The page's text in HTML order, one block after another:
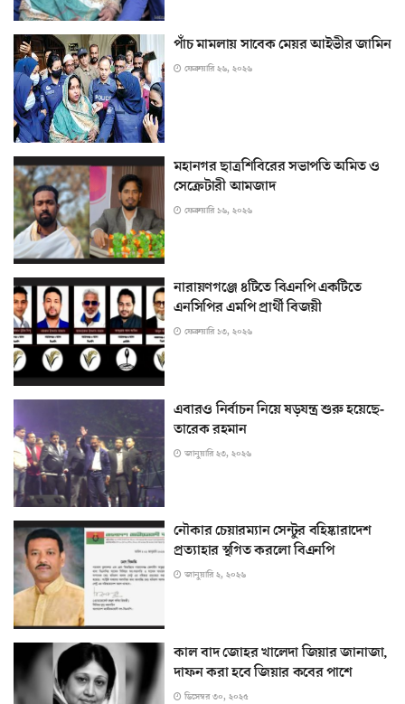
পাঁচ মামলায় সাবেক মেয়র আইভীর জামিন
ফেব্রুয়ারি ২৬, ২০২৬
মহানগর ছাত্রশিবিরের সভাপতি অমিত ও
সেক্রেটারী আমজাদ
ফেব্রুয়ারি ১৬, ২০২৬
নারায়ণগঞ্জে ৪টিতে বিএনপি একটিতে
এনসিপির এমপি প্রার্থী বিজয়ী
ফেব্রুয়ারি ১৩, ২০২৬
এবারও নির্বাচন নিয়ে ষড়যন্ত্র শুরু হয়েছে-
তারেক রহমান
জানুয়ারি ২৩, ২০২৬
নৌকার চেয়ারম্যান সেন্টুর বহিষ্কারাদেশ
প্রত্যাহার স্থগিত করলো বিএনপি
জানুয়ারি ২, ২০২৬
কাল বাদ জোহর খালেদা জিয়ার জানাজা,
দাফন করা হবে জিয়ার কবের পাশে
ডিসেম্বর ৩০, ২০২৫